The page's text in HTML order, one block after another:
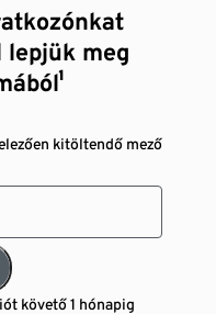
lepjük meg
kitöltendő mező
követő 1 hónapig